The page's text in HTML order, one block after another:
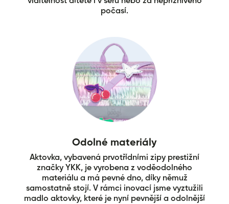
počasí.
Odolné materiály
Aktovka, vybavená prvotřídními zipy prestižní
značky YKK, je vyrobena z voděodolného
materiálu a má pevné dno, díky němuž
samostatně stojí. V rámci inovací jsme vyztužili
madlo aktovky, které je nyní pevnější a odolnější